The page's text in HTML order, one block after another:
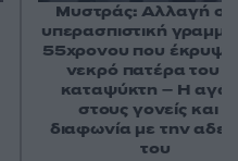
Μυστράς: Αλλαγή
υπερασπιστική
55χρονου που έκρυψε
νεκρό πατέρα του
καταψύκτη – Η
στους γονείς και η
διαφωνία με την
του